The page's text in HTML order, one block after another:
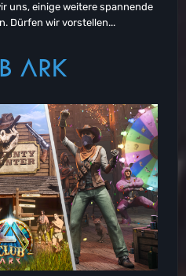
uns, einige weitere spannende
Dürfen wir vorstellen...
ARK